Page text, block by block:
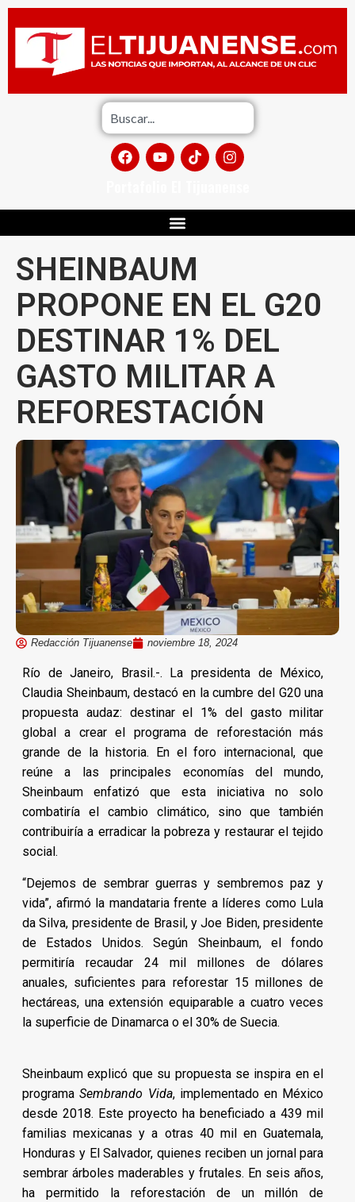
SHEINBAUM
PROPONE EN EL G20
DESTINAR 1% DEL
GASTO MILITAR A
REFORESTACIÓN
Redacción Tijuanense noviembre 18, 2024
Río de Janeiro, Brasil.-. La presidenta de México,
Claudia Sheinbaum, destacó en la cumbre del G20 una
propuesta audaz: destinar el 1% del gasto militar
global a crear el programa de reforestación más
grande de la historia. En el foro internacional, que
reúne a las principales economías del mundo,
Sheinbaum enfatizó que esta iniciativa no solo
combatiría el cambio climático, sino que también
contribuiría a erradicar la pobreza y restaurar el tejido
social.
“Dejemos de sembrar guerras y sembremos paz y
vida”, afirmó la mandataria frente a líderes como Lula
da Silva, presidente de Brasil, y Joe Biden, presidente
de Estados Unidos. Según Sheinbaum, el fondo
permitiría recaudar 24 mil millones de dólares
anuales, suficientes para reforestar 15 millones de
hectáreas, una extensión equiparable a cuatro veces
la superficie de Dinamarca o el 30% de Suecia.
Sheinbaum explicó que su propuesta se inspira en el
programaSembrando Vida, implementado en México
desde 2018. Este proyecto ha beneficiado a 439 mil
familias mexicanas y a otras 40 mil en Guatemala,
Honduras y El Salvador, quienes reciben un jornal para
sembrar árboles maderables y frutales. En seis años,
ha permitido la reforestación de un millón de